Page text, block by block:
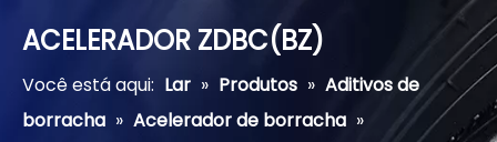
ACELERADOR ZDBC(BZ)
Você está aqui: Lar » Produtos » Aditivos de
borracha » Acelerador de borracha »